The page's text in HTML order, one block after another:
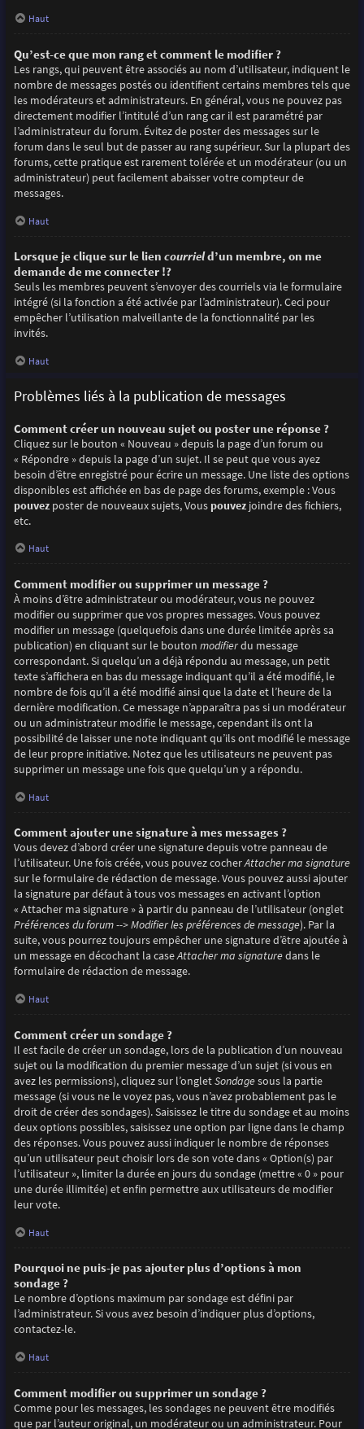
Haut
Qu’est-ce que mon rang et comment le modifier ?
Les rangs, qui peuvent être associés au nom d’utilisateur, indiquent le
nombre de messages postés ou identifient certains membres tels que
les modérateurs et administrateurs. En général, vous ne pouvez pas
directement modifier l’intitulé d’un rang car il est paramétré par
l’administrateur du forum. Évitez de poster des messages sur le
forum dans le seul but de passer au rang supérieur. Sur la plupart des
forums, cette pratique est rarement tolérée et un modérateur (ou un
administrateur) peut facilement abaisser votre compteur de
messages.
Haut
Lorsque je clique sur le lien courrield’un membre, on me
demande de me connecter !?
Seuls les membres peuvent s’envoyer des courriels via le formulaire
intégré (si la fonction a été activée par l’administrateur). Ceci pour
empêcher l’utilisation malveillante de la fonctionnalité par les
invités.
Haut
Problèmes liés à la publication de messages
Comment créer un nouveau sujet ou poster une réponse ?
Cliquez sur le bouton « Nouveau » depuis la page d’un forum ou
« Répondre » depuis la page d’un sujet. Il se peut que vous ayez
besoin d’être enregistré pour écrire un message. Une liste des options
disponibles est affichée en bas de page des forums, exemple : Vous
pouvezposter de nouveaux sujets, Vous pouvezjoindre des fichiers,
etc.
Haut
Comment modifier ou supprimer un message ?
À moins d’être administrateur ou modérateur, vous ne pouvez
modifier ou supprimer que vos propres messages. Vous pouvez
modifier un message (quelquefois dans une durée limitée après sa
publication) en cliquant sur le bouton modifierdu message
correspondant. Si quelqu’un a déjà répondu au message, un petit
texte s’affichera en bas du message indiquant qu’il a été modifié, le
nombre de fois qu’il a été modifié ainsi que la date et l’heure de la
dernière modification. Ce message n’apparaîtra pas si un modérateur
ou un administrateur modifie le message, cependant ils ont la
possibilité de laisser une note indiquant qu’ils ont modifié le message
de leur propre initiative. Notez que les utilisateurs ne peuvent pas
supprimer un message une fois que quelqu’un y a répondu.
Haut
Comment ajouter une signature à mes messages ?
Vous devez d’abord créer une signature depuis votre panneau de
l’utilisateur. Une fois créée, vous pouvez cocherAttacher ma signature
sur le formulaire de rédaction de message. Vous pouvez aussi ajouter
la signature par défaut à tous vos messages en activant l’option
« Attacher ma signature » à partir du panneau de l’utilisateur (onglet
Préférences du forum --> Modifier les préférences de message). Par la
suite, vous pourrez toujours empêcher une signature d’être ajoutée à
un message en décochant la caseAttacher ma signaturedans le
formulaire de rédaction de message.
Haut
Comment créer un sondage ?
Il est facile de créer un sondage, lors de la publication d’un nouveau
sujet ou la modification du premier message d’un sujet (si vous en
avez les permissions), cliquez sur l’ongletSondagesous la partie
message (si vous ne le voyez pas, vous n’avez probablement pas le
droit de créer des sondages). Saisissez le titre du sondage et au moins
deux options possibles, saisissez une option par ligne dans le champ
des réponses. Vous pouvez aussi indiquer le nombre de réponses
qu’un utilisateur peut choisir lors de son vote dans « Option(s) par
l’utilisateur », limiter la durée en jours du sondage (mettre « 0 » pour
une durée illimitée) et enfin permettre aux utilisateurs de modifier
leur vote.
Haut
Pourquoi ne puis-je pas ajouter plus d’options à mon
sondage ?
Le nombre d’options maximum par sondage est défini par
l’administrateur. Si vous avez besoin d’indiquer plus d’options,
contactez-le.
Haut
Comment modifier ou supprimer un sondage ?
Comme pour les messages, les sondages ne peuvent être modifiés
que par l’auteur original, un modérateur ou un administrateur. Pour